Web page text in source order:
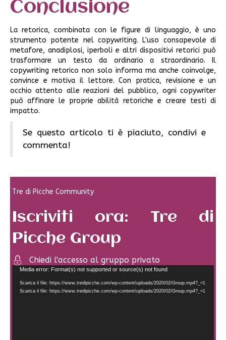
Conclusione
La retorica, combinata con le figure di linguaggio, è uno
strumento potente nel copywriting. L'uso consapevole di
metafore, anadiplosi, iperboli e altri dispositivi retorici può
trasformare un testo da ordinario a straordinario. Il
copywriting retorico non solo informa ma anche coinvolge,
convince e motiva il lettore. Con pratica, revisione e un
occhio attento alle reazioni del pubblico, ogni copywriter
può affinare le proprie abilità retoriche e creare testi di
impatto.
Se questo articolo ti è piaciuto, condivi e
commenta!
Tre di Picche Community
Iscriviti ora: Tre di
Picche Group
Chiedi l'accesso al gruppo privato
Video
Player
Media error: Format(s) not supported or source(s) not found
Scarica il file: https://www.tredipicche.com/wp-content/uploads/2020/02/Group.mp4?_=1
Scarica il file: https://www.tredipicche.com/wp-content/uploads/2020/02/Group.mp4?_=1